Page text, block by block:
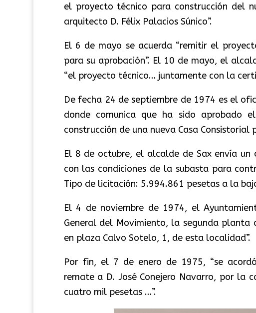
el proyecto técnico para construcción del
arquitecto D. Félix Palacios Súnico”.
El 6 de mayo se acuerda “remitir el
para su aprobación”. El 10 de mayo, el
“el proyecto técnico… juntamente con la
De fecha 24 de septiembre de 1974 es el
donde comunica que ha sido aprobado
construcción de una nueva Casa
El 8 de octubre, el alcalde de Sax envía
con las condiciones de la subasta para
Tipo de licitación: 5.994.861 pesetas a la
El 4 de noviembre de 1974, el
General del Movimiento, la segunda planta
en plaza Calvo Sotelo, 1, de esta localidad”.
Por fin, el 7 de enero de 1975, “se
remate a D. José Conejero Navarro, por la
cuatro mil pesetas …”.